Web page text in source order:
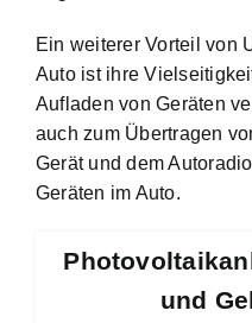
Ein weiterer Vorteil von
Auto ist ihre
Aufladen von Geräten
auch zum Übertragen
Gerät und dem
Geräten im Auto.
und